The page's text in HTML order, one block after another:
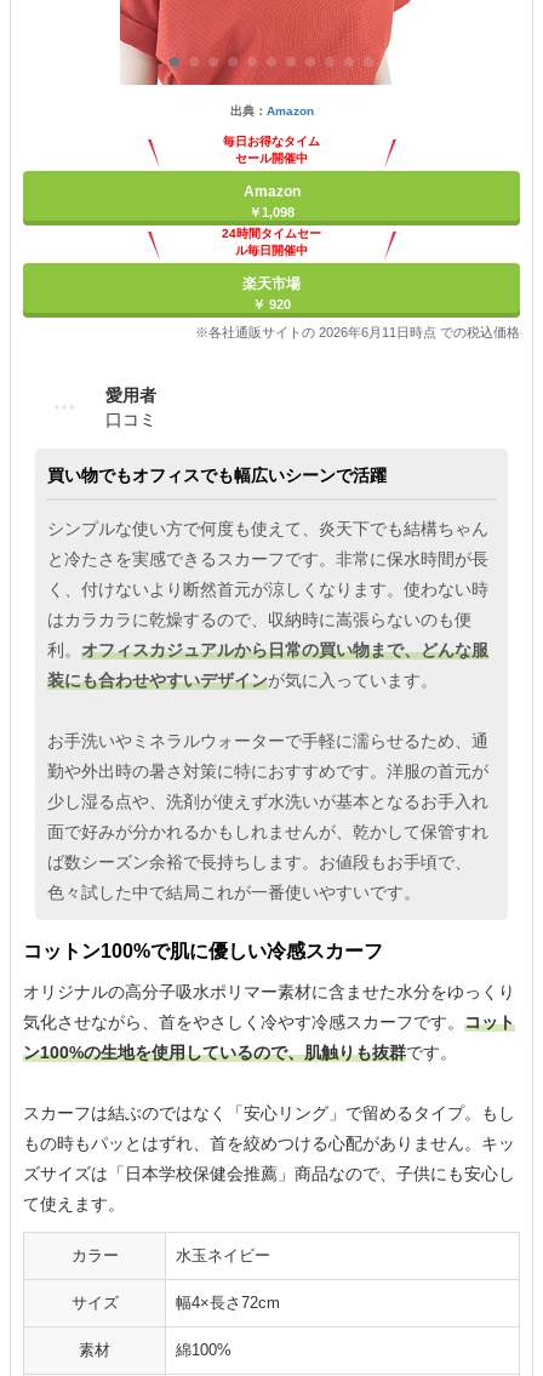
出典： Amazon
毎日お得なタイム
セール開催中
Amazon
￥1,098
24時間タイムセー
ル毎日開催中
楽天市場
￥ 920
※各社通販サイトの 2026年6月11日時点 での税込価格
愛用者
口コミ
買い物でもオフィスでも幅広いシーンで活躍
シンプルな使い方で何度も使えて、炎天下でも結構ちゃん
と冷たさを実感できるスカーフです。非常に保水時間が長
く、付けないより断然首元が涼しくなります。使わない時
はカラカラに乾燥するので、収納時に嵩張らないのも便
利。 オフィスカジュアルから日常の買い物まで、どんな服
装にも合わせやすいデザインが気に入っています。
お手洗いやミネラルウォーターで手軽に濡らせるため、通
勤や外出時の暑さ対策に特におすすめです。洋服の首元が
少し湿る点や、洗剤が使えず水洗いが基本となるお手入れ
面で好みが分かれるかもしれませんが、乾かして保管すれ
ば数シーズン余裕で長持ちします。お値段もお手頃で、
色々試した中で結局これが一番使いやすいです。
コットン100%で肌に優しい冷感スカーフ
オリジナルの高分子吸水ポリマー素材に含ませた水分をゆっくり
気化させながら、首をやさしく冷やす冷感スカーフです。 コット
ン100%の生地を使用しているので、肌触りも抜群です。
スカーフは結ぶのではなく「安心リング」で留めるタイプ。もし
もの時もパッとはずれ、首を絞めつける心配がありません。キッ
ズサイズは「日本学校保健会推薦」商品なので、子供にも安心し
て使えます。
カラー 水玉ネイビー
サイズ 幅4×長さ72cm
素材 綿100%